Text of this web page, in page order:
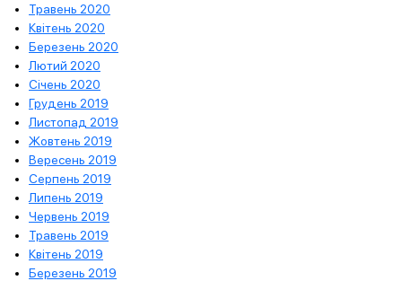
Травень 2020
Квітень 2020
Березень 2020
Лютий 2020
Січень 2020
Грудень 2019
Листопад 2019
Жовтень 2019
Вересень 2019
Серпень 2019
Липень 2019
Червень 2019
Травень 2019
Квітень 2019
Березень 2019